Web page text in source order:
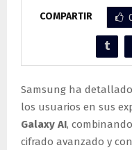
COMPARTIR
Samsung ha
los usuarios en sus
Galaxy AI,
cifrado avanzado y